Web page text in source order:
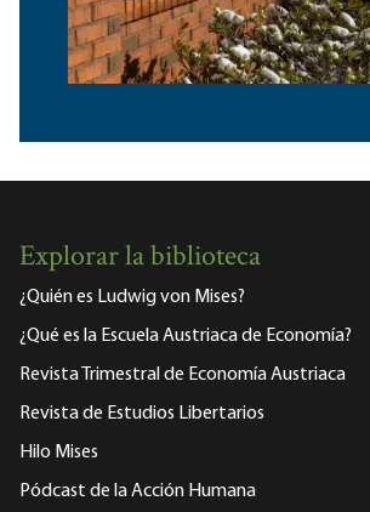
Explorar la biblioteca
¿Quién es Ludwig von Mises?
¿Qué es la Escuela Austriaca de Economía?
Revista Trimestral de Economía Austriaca
Revista de Estudios Libertarios
Hilo Mises
Pódcast de la Acción Humana